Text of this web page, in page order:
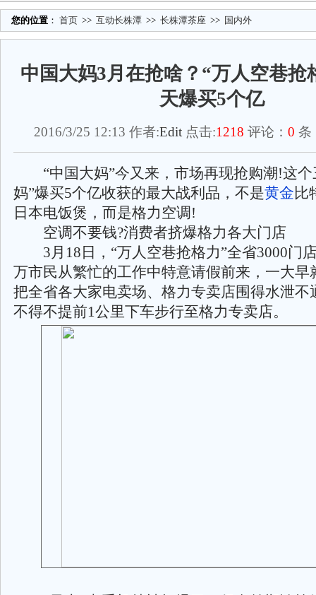
您的位置 ： 首页 >> 互动长株潭 >> 长株潭茶座 >> 国内外
中国大妈3月在抢啥？“万人空巷抢
天爆买5个亿
2016/3/25 12:13 作者:Edit 点击:1218 评论： 0 条
“中国大妈”今又来，市场再现抢购潮!这个
妈”爆买5个亿收获的最大战利品，不是黄金比
日本电饭煲，而是格力空调!
空调不要钱?消费者挤爆格力各大门店
3月18日，“万人空巷抢格力”全省3000门
万市民从繁忙的工作中特意请假前来，一大早
把全省各大家电卖场、格力专卖店围得水泄不
不得不提前1公里下车步行至格力专卖店。